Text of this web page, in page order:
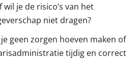
wil je de risico’s van het
niet dragen?
geen zorgen hoeven maken of
tijdig en correct